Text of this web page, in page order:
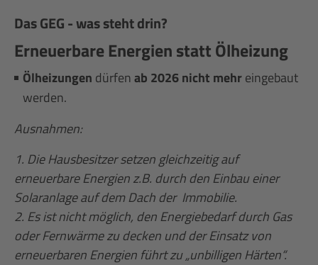
Das GEG - was steht drin?
Erneuerbare Energien statt Ölheizung
Ölheizungen dürfenab 2026 nicht mehreingebaut
werden.
Ausnahmen:
1. Die Hausbesitzer setzen gleichzeitig auf
erneuerbare Energien z.B. durch den Einbau einer
Solaranlage auf dem Dach der Immobilie.
2. Es ist nicht möglich, den Energiebedarf durch Gas
oder Fernwärme zu decken und der Einsatz von
erneuerbaren Energien führt zu „unbilligen Härten“.